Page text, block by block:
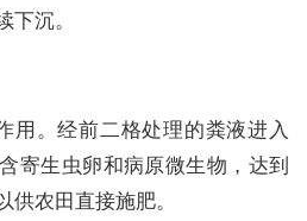
沉。
用。经前二格处理的粪液进入
寄生虫卵和病原微生物，达到
农田直接施肥。